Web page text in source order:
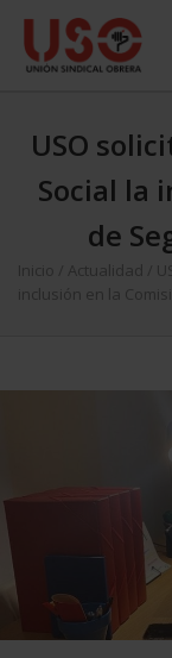
USO
Social la
de
Inicio Actualidad
inclusión en la